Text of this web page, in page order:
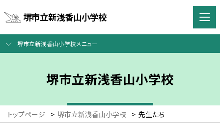
堺市立新浅香山小学校
堺市立新浅香山小学校メニュー
堺市立新浅香山小学校
トップページ > 堺市立新浅香山小学校 > 先生たち